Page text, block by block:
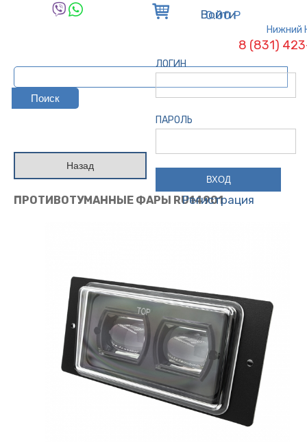
Нижний
8 (831)
Войти
ЛОГИН
ПАРОЛЬ
Регистрация
0.00 Р
Назад
ПРОТИВОТУМАННЫЕ ФАРЫ RU14901